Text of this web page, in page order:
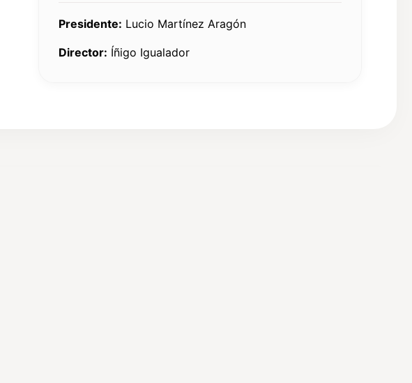
Presidente: Lucio Martínez Aragón
Director: Íñigo Igualador